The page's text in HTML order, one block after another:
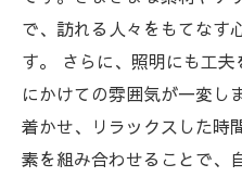
で、訪れる人々をもてなす
す。 さらに、照明にも工
にかけての雰囲気が一変し
着かせ、リラックスした時
素を組み合わせることで、